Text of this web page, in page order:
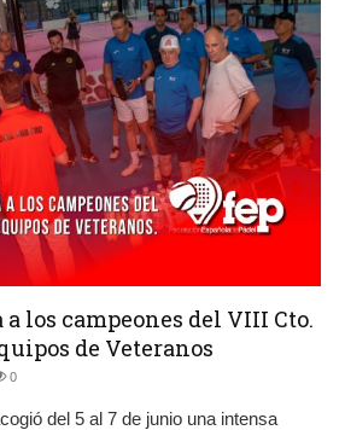
a los campeones del VIII Cto.
de Veteranos
0
del 5 al 7 de junio una intensa